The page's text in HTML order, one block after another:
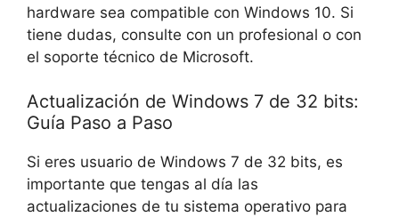
hardware sea compatible con Windows 10. Si
tiene dudas, consulte con un profesional o con
el soporte técnico de Microsoft.
Actualización de Windows 7 de 32 bits:
Guía Paso a Paso
Si eres usuario de Windows 7 de 32 bits, es
importante que tengas al día las
actualizaciones de tu sistema operativo para